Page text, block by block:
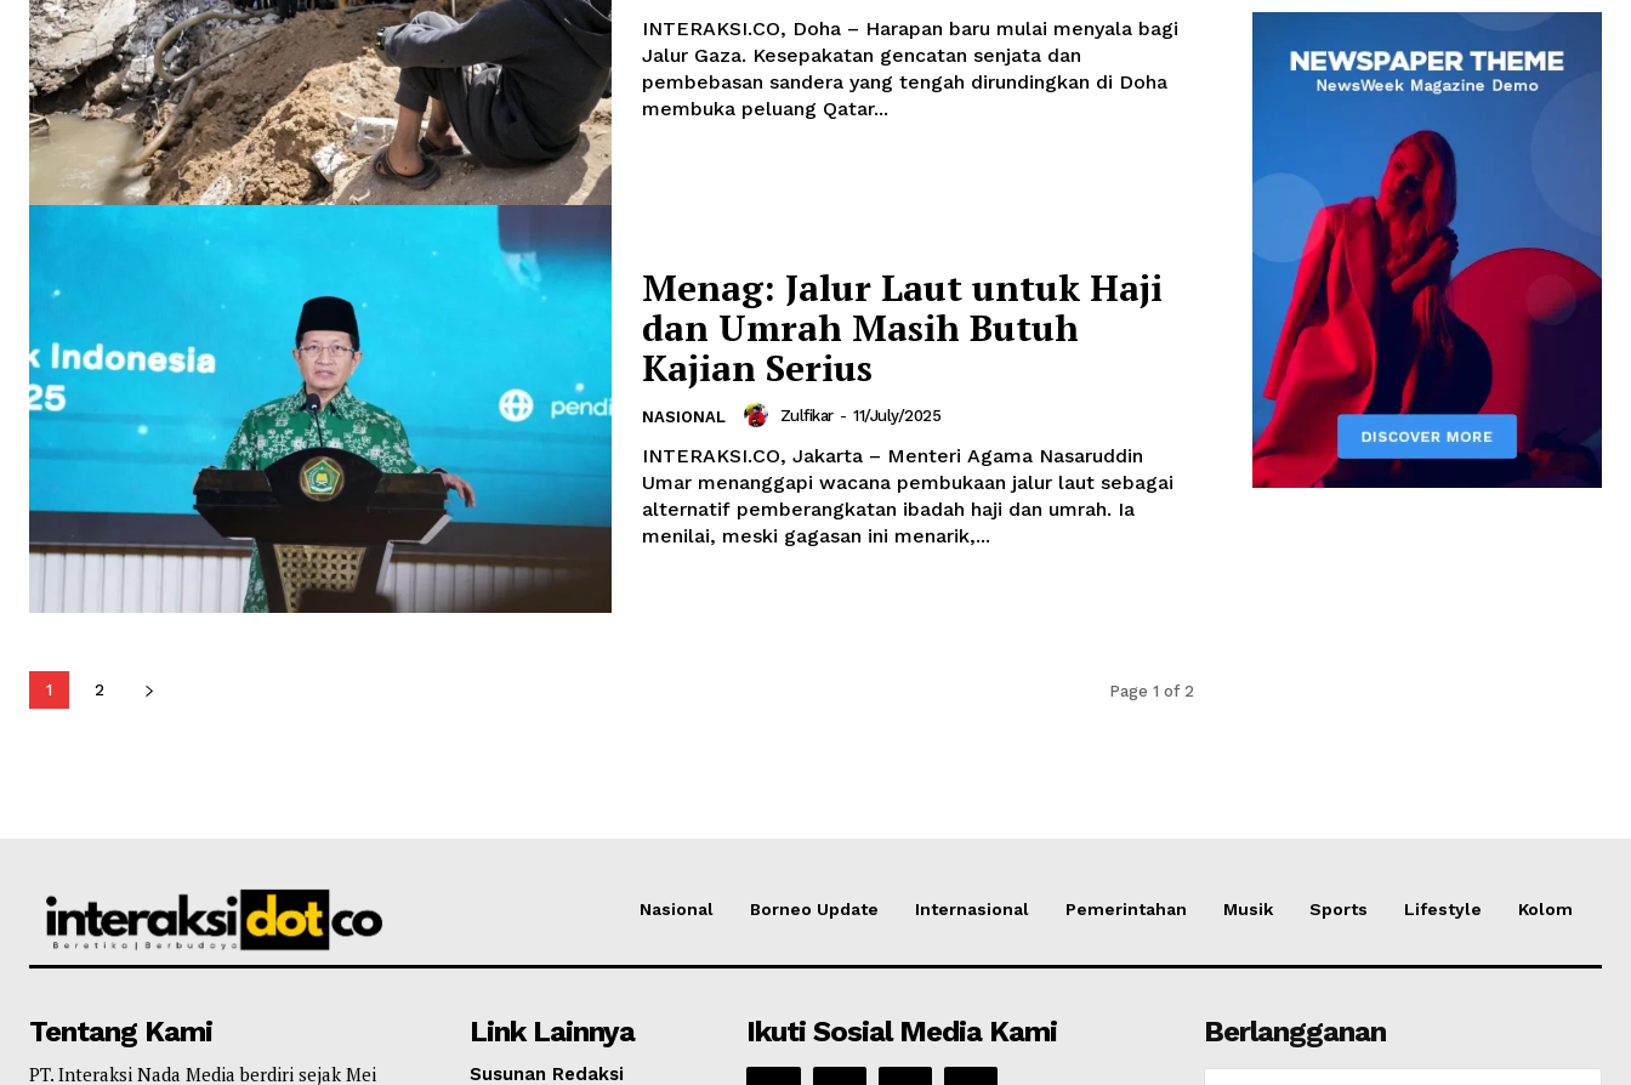
INTERAKSI.CO, Doha – Harapan baru mulai menyala bagi
Jalur Gaza. Kesepakatan gencatan senjata dan
pembebasan sandera yang tengah dirundingkan di Doha
membuka peluang Qatar...
Menag: Jalur Laut untuk Haji
dan Umrah Masih Butuh
Kajian Serius
NASIONAL Zulfikar - 11/July/2025
INTERAKSI.CO, Jakarta – Menteri Agama Nasaruddin
Umar menanggapi wacana pembukaan jalur laut sebagai
alternatif pemberangkatan ibadah haji dan umrah. Ia
menilai, meski gagasan ini menarik,...
1 2 Page 1 of 2
Nasional Borneo Update Internasional Pemerintahan Musik Sports Lifestyle Kolom
Tentang Kami
PT. Interaksi Nada Media berdiri sejak Mei
Link Lainnya
Susunan Redaksi
Ikuti Sosial Media Kami Berlangganan